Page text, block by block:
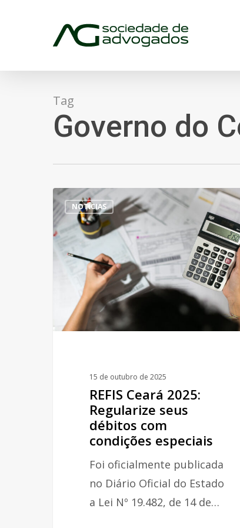
Tag
Governo do
REFIS
Ceará
2025:
Regularize
débitos
com
condições
NOTÍCIAS
15 de outubro de 2025
REFIS Ceará 2025:
Regularize seus
débitos com
condições especiais
Foi oficialmente publicada
no Diário Oficial do Estado
a Lei Nº 19.482, de 14 de…